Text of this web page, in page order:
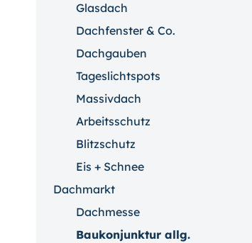
Glasdach
Dachfenster & Co.
Dachgauben
Tageslichtspots
Massivdach
Arbeitsschutz
Blitzschutz
Eis + Schnee
Dachmarkt
Dachmesse
Baukonjunktur allg.